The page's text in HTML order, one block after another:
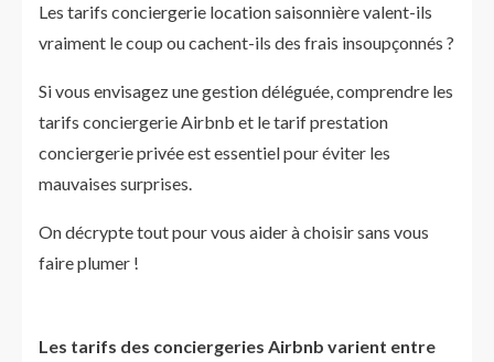
Les tarifs conciergerie location saisonnière valent-ils
vraiment le coup ou cachent-ils des frais insoupçonnés ?
Si vous envisagez une gestion déléguée, comprendre les
tarifs conciergerie Airbnb et le tarif prestation
conciergerie privée est essentiel pour éviter les
mauvaises surprises.
On décrypte tout pour vous aider à choisir sans vous
faire plumer !
Les tarifs des conciergeries Airbnb varient entre